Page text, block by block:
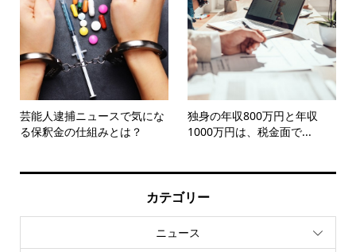
芸能人逮捕ニュースで気にな
る保釈金の仕組みとは？
独身の年収800万円と年収
1000万円は、税金面で...
カテゴリー
ニュース